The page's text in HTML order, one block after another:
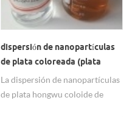
dispersión de nanopartículas
de plata coloreada (plata
coloidal)
La dispersión de nanopartículas
de plata hongwu coloide de